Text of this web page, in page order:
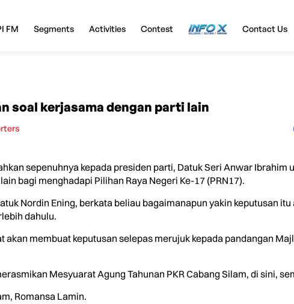
FM Segments Activities Contest InfoX Contact Us
soal kerjasama dengan parti lain
sepenuhnya kepada presiden parti, Datuk Seri Anwar Ibrahim
bagi menghadapi Pilihan Raya Negeri Ke-17 (PRN17).
Nordin Ening, berkata beliau bagaimanapun yakin keputusan
dahulu.
akan membuat keputusan selepas merujuk kepada pandangan
Mesyuarat Agung Tahunan PKR Cabang Silam, di sini,
Romansa Lamin.